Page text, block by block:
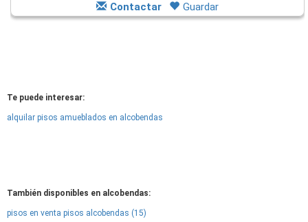
Contactar Guardar
Te puede interesar:
alquilar pisos amueblados en alcobendas
También disponibles en alcobendas:
pisos en venta pisos alcobendas (15)